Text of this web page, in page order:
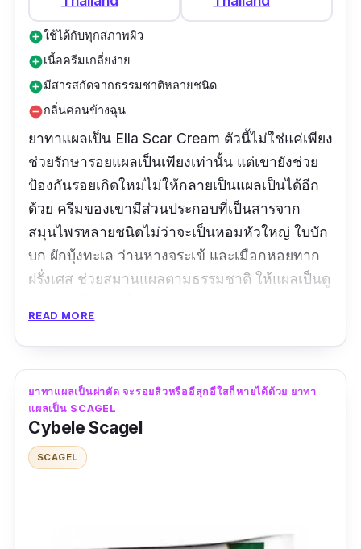
add_circleใช้ได้กับทุกสภาพผิว
add_circleเนื้อครีมเกลี่ยง่าย
add_circleมีสารสกัดจากธรรมชาติหลายชนิด
remove_circleกลิ่นค่อนข้างฉุน
ยาทาแผลเป็น Ella Scar Cream ตัวนี้ไม่ใช่แค่เพียง
ช่วยรักษารอยแผลเป็นเพียงเท่านั้น แต่เขายังช่วย
ป้องกันรอยเกิดใหม่ไม่ให้กลายเป็นแผลเป็นได้อีก
ด้วย ครีมของเขามีส่วนประกอบที่เป็นสารจาก
สมุนไพรหลายชนิดไม่ว่าจะเป็นหอมหัวใหญ่ ใบบัก
บก ผักบุ้งทะเล ว่านหางจระเข้ และเมือกหอยทาก
ฝรั่งเศส ช่วยสมานแผลตามธรรมชาติ ให้แผลเป็นดู
เป็นทุกชนิด ทั้งแผลเก่า แผลใหม่ แผลนูน หรือแผล
เป็นขนิดหลุม แถมถ้าใครกำลังมองหายาทาแผล
เป็นคีลอยด์ Ella Scar Cream ตัวนี้ก็ทำได้
รีวิวจากผู้ใช้จริง:
"เราว่าค่อนข้างถูกใจเลยค่ะ เพิ่งใช้ 2 หลอด เวลา
ประมาณ 4 เดือน เห็นผลการเปลี่ยนแปลงชัดพอ
READ MORE
ยาทาแผลเป็นผ่าตัด จะรอยสิวหรืออีสุกอีใสก็หายได้ด้วย ยาทา
แผลเป็น SCAGEL
Cybele Scagel
SCAGEL